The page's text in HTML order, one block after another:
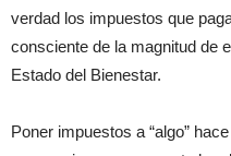
verdad los impuestos que
consciente de la magnitud de
Estado del Bienestar.
Poner impuestos a “algo”